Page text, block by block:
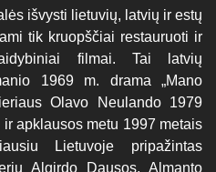
išvysti lietuvių, latvių ir estų
tik kruopščiai restauruoti ir
filmai. Tai latvių
1969 m. drama „Mano
Olavo Neulando 1979
ir apklausos metu 1997 metais
Lietuvoje pripažintas
Algirdo Dausos, Almanto